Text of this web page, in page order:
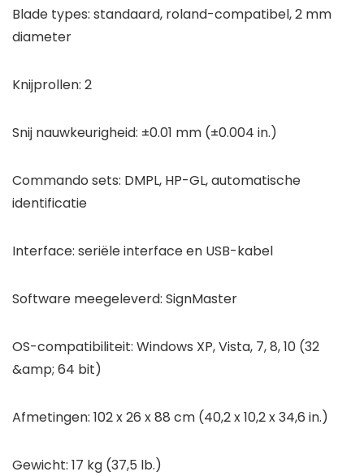
Blade types: standaard, roland-compatibel, 2 mm
diameter
Knijprollen: 2
Snij nauwkeurigheid: ±0.01 mm (±0.004 in.)
Commando sets: DMPL, HP-GL, automatische
identificatie
Interface: seriële interface en USB-kabel
Software meegeleverd: SignMaster
OS-compatibiliteit: Windows XP, Vista, 7, 8, 10 (32
&amp; 64 bit)
Afmetingen: 102 x 26 x 88 cm (40,2 x 10,2 x 34,6 in.)
Gewicht: 17 kg (37,5 lb.)